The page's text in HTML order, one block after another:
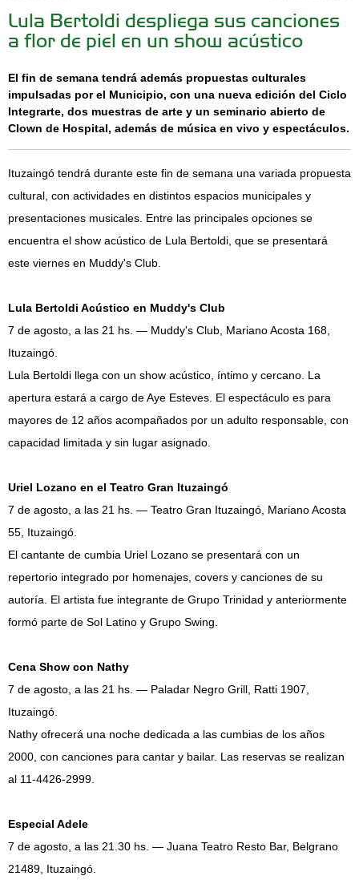
Lula Bertoldi despliega sus canciones
a flor de piel en un show acústico
El fin de semana tendrá además propuestas culturales
impulsadas por el Municipio, con una nueva edición del Ciclo
Integrarte, dos muestras de arte y un seminario abierto de
Clown de Hospital, además de música en vivo y espectáculos.
Ituzaingó tendrá durante este fin de semana una variada propuesta
cultural, con actividades en distintos espacios municipales y
presentaciones musicales. Entre las principales opciones se
encuentra el show acústico de Lula Bertoldi, que se presentará
este viernes en Muddy's Club.
Lula Bertoldi Acústico en Muddy's Club
7 de agosto, a las 21 hs. — Muddy's Club, Mariano Acosta 168,
Ituzaingó.
Lula Bertoldi llega con un show acústico, íntimo y cercano. La
apertura estará a cargo de Aye Esteves. El espectáculo es para
mayores de 12 años acompañados por un adulto responsable, con
capacidad limitada y sin lugar asignado.
Uriel Lozano en el Teatro Gran Ituzaingó
7 de agosto, a las 21 hs. — Teatro Gran Ituzaingó, Mariano Acosta
55, Ituzaingó.
El cantante de cumbia Uriel Lozano se presentará con un
repertorio integrado por homenajes, covers y canciones de su
autoría. El artista fue integrante de Grupo Trinidad y anteriormente
formó parte de Sol Latino y Grupo Swing.
Cena Show con Nathy
7 de agosto, a las 21 hs. — Paladar Negro Grill, Ratti 1907,
Ituzaingó.
Nathy ofrecerá una noche dedicada a las cumbias de los años
2000, con canciones para cantar y bailar. Las reservas se realizan
al 11-4426-2999.
Especial Adele
7 de agosto, a las 21.30 hs. — Juana Teatro Resto Bar, Belgrano
21489, Ituzaingó.